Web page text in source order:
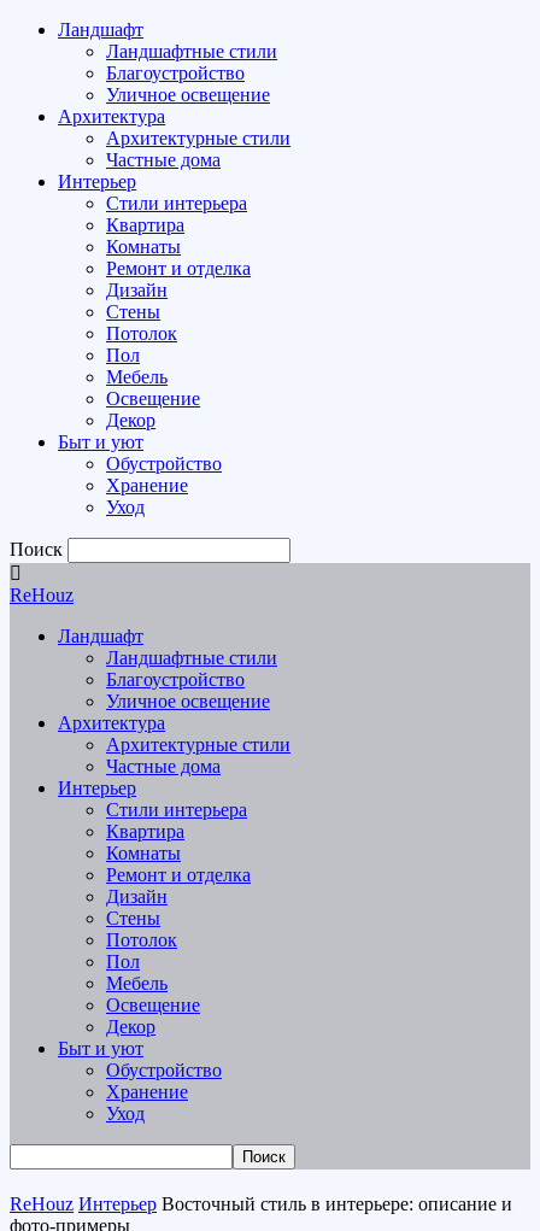
Ландшафт
Ландшафтные стили
Благоустройство
Уличное освещение
Архитектура
Архитектурные стили
Частные дома
Интерьер
Стили интерьера
Квартира
Комнаты
Ремонт и отделка
Дизайн
Стены
Потолок
Пол
Мебель
Освещение
Декор
Быт и уют
Обустройство
Хранение
Уход
Поиск
ReHouz
Ландшафт
Ландшафтные стили
Благоустройство
Уличное освещение
Архитектура
Архитектурные стили
Частные дома
Интерьер
Стили интерьера
Квартира
Комнаты
Ремонт и отделка
Дизайн
Стены
Потолок
Пол
Мебель
Освещение
Декор
Быт и уют
Обустройство
Хранение
Уход
ReHouz Интерьер Восточный стиль в интерьере: описание и
фото-примеры